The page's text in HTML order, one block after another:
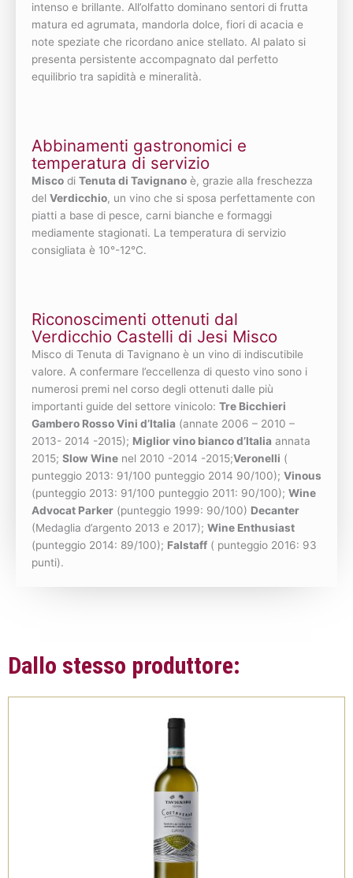
intenso e brillante. All’olfatto dominano sentori di frutta
matura ed agrumata, mandorla dolce, fiori di acacia e
note speziate che ricordano anice stellato. Al palato si
presenta persistente accompagnato dal perfetto
equilibrio tra sapidità e mineralità.
Abbinamenti gastronomici e
temperatura di servizio
Misco di Tenuta di Tavignano è, grazie alla freschezza
del Verdicchio, un vino che si sposa perfettamente con
piatti a base di pesce, carni bianche e formaggi
mediamente stagionati. La temperatura di servizio
consigliata è 10°-12°C.
Riconoscimenti ottenuti dal
Verdicchio Castelli di Jesi Misco
Misco di Tenuta di Tavignano è un vino di indiscutibile
valore. A confermare l’eccellenza di questo vino sono i
numerosi premi nel corso degli ottenuti dalle più
importanti guide del settore vinicolo: Tre Bicchieri
Gambero Rosso Vini d’Italia (annate 2006 – 2010 –
2013- 2014 -2015); Miglior vino bianco d’Italia annata
2015; Slow Wine nel 2010 -2014 -2015;Veronelli (
punteggio 2013: 91/100 punteggio 2014 90/100); Vinous
(punteggio 2013: 91/100 punteggio 2011: 90/100); Wine
Advocat Parker (punteggio 1999: 90/100) Decanter
(Medaglia d’argento 2013 e 2017); Wine Enthusiast
(punteggio 2014: 89/100); Falstaff ( punteggio 2016: 93
punti).
Dallo stesso produttore: